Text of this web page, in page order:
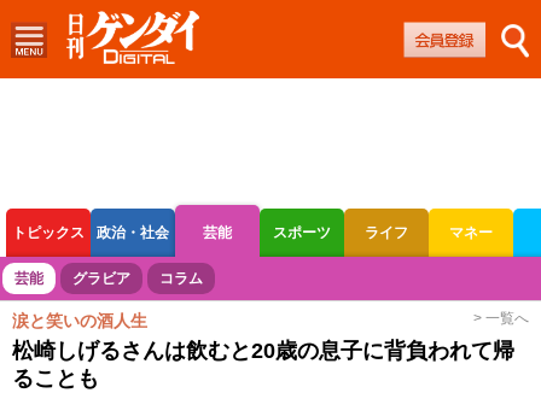
トピックス 政治・社会 芸能 スポーツ ライフ マネー
ボートレース 競輪 オートレース
芸能 グラビア コラム
涙と笑いの酒人生 > 一覧へ
松崎しげるさんは飲むと20歳の息子に背負われて帰
ることも